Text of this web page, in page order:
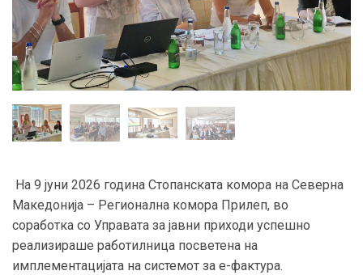
На 9 јуни 2026 година Стопанската комора на Северна
Македонија – Регионална комора Прилеп, во
соработка со Управата за јавни приходи успешно
реализираше работилница посветена на
имплементацијата на системот за е-фактура.